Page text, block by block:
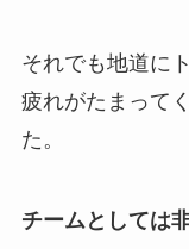
それでも地道に
疲れがたまって
た。
チームとしては